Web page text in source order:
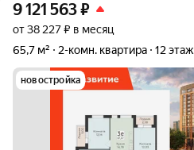
9 121 563₽
от 38 227 ₽ в месяц
65,7 м²
2-комн. квартира 12 этаж
новостройка